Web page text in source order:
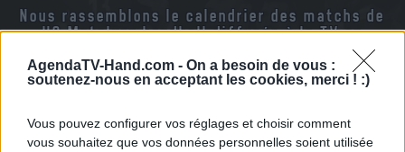
AgendaTV-Hand.com - On a besoin de vous :
soutenez-nous en acceptant les cookies, merci ! :)
Vous pouvez configurer vos réglages et choisir comment
vous souhaitez que vos données personnelles soient utilisée
Nous rassemblons le calendrier des matchs de
HC Metalurg handball diffusés à la TV en